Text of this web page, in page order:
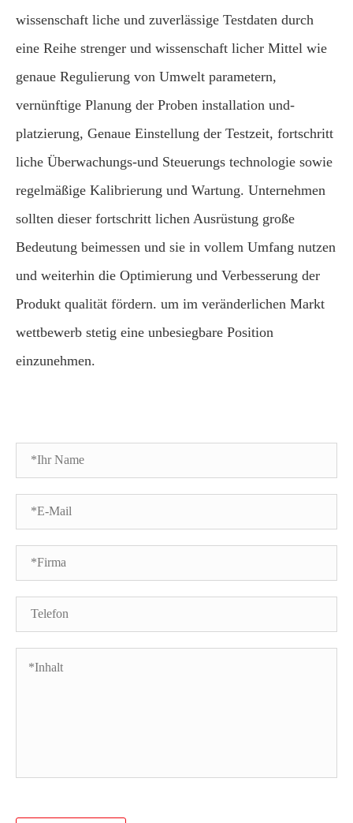
wissenschaft liche und zuverlässige Testdaten durch
eine Reihe strenger und wissenschaft licher Mittel wie
genaue Regulierung von Umwelt parametern,
vernünftige Planung der Proben installation und-
platzierung, Genaue Einstellung der Testzeit, fortschritt
liche Überwachungs-und Steuerungs technologie sowie
regelmäßige Kalibrierung und Wartung. Unternehmen
sollten dieser fortschritt lichen Ausrüstung große
Bedeutung beimessen und sie in vollem Umfang nutzen
und weiterhin die Optimierung und Verbesserung der
Produkt qualität fördern. um im veränderlichen Markt
wettbewerb stetig eine unbesiegbare Position
einzunehmen.